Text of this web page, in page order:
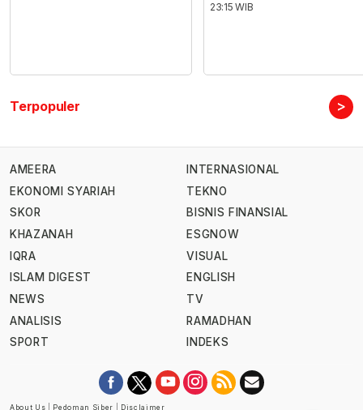
23:15 WIB
Terpopuler >
AMEERA
EKONOMI SYARIAH
SKOR
KHAZANAH
IQRA
ISLAM DIGEST
NEWS
ANALISIS
SPORT
INTERNASIONAL
TEKNO
BISNIS FINANSIAL
ESGNOW
VISUAL
ENGLISH
TV
RAMADHAN
INDEKS
About Us Pedoman Siber Disclaimer